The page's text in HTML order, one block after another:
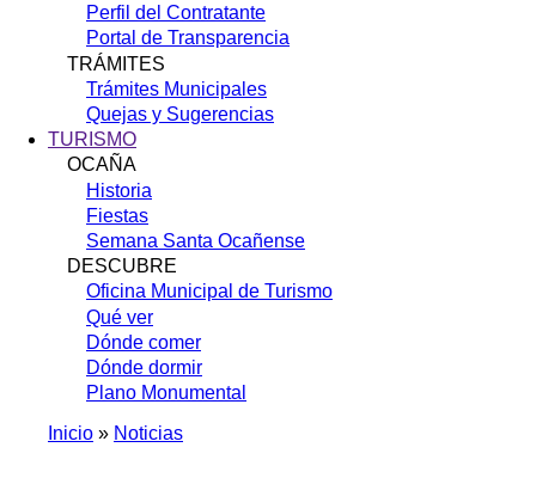
Perfil del Contratante
Portal de Transparencia
TRÁMITES
Trámites Municipales
Quejas y Sugerencias
TURISMO
OCAÑA
Historia
Fiestas
Semana Santa Ocañense
DESCUBRE
Oficina Municipal de Turismo
Qué ver
Dónde comer
Dónde dormir
Plano Monumental
Inicio Noticias